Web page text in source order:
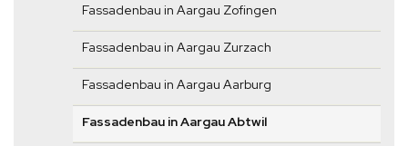
Fassadenbau in Aargau Zofingen
Fassadenbau in Aargau Zurzach
Fassadenbau in Aargau Aarburg
Fassadenbau in Aargau Abtwil